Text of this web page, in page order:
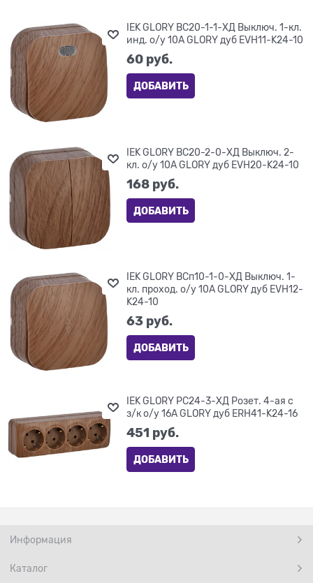
IEK GLORY ВС20-1-1-ХД Выключ. 1-кл.
инд. о/у 10А GLORY дуб EVH11-K24-10
60 руб.
ДОБАВИТЬ
IEK GLORY ВС20-2-0-ХД Выключ. 2-
кл. о/у 10А GLORY дуб EVH20-K24-10
168 руб.
ДОБАВИТЬ
IEK GLORY ВСп10-1-0-ХД Выключ. 1-
кл. проход. о/у 10А GLORY дуб EVH12-
K24-10
63 руб.
ДОБАВИТЬ
IEK GLORY РС24-3-ХД Розет. 4-ая с
з/к о/у 16А GLORY дуб ERH41-K24-16
451 руб.
ДОБАВИТЬ
Информация
Каталог